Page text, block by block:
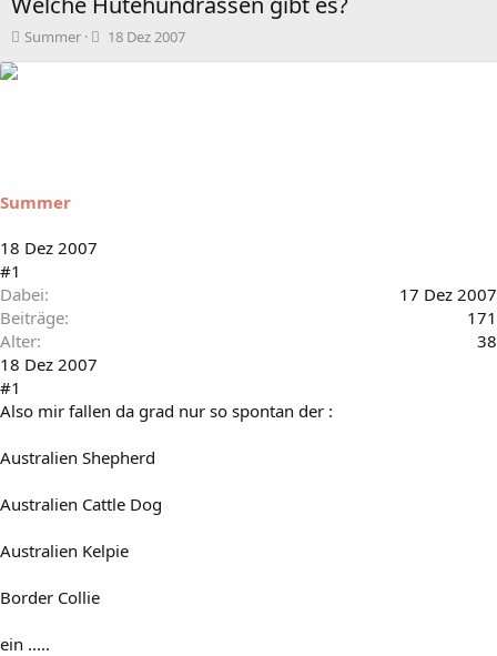
T
r
e
Summer
B18 Dez 2007
Summer
18 Dez 2007
#1
Dabei
17 Dez 2007
Beiträge
171
Alter
38
18 Dez 2007
#1
Also mir fallen da grad nur so spontan der :
Australien Shepherd
Australien Cattle Dog
Australien Kelpie
Border Collie
ein .....